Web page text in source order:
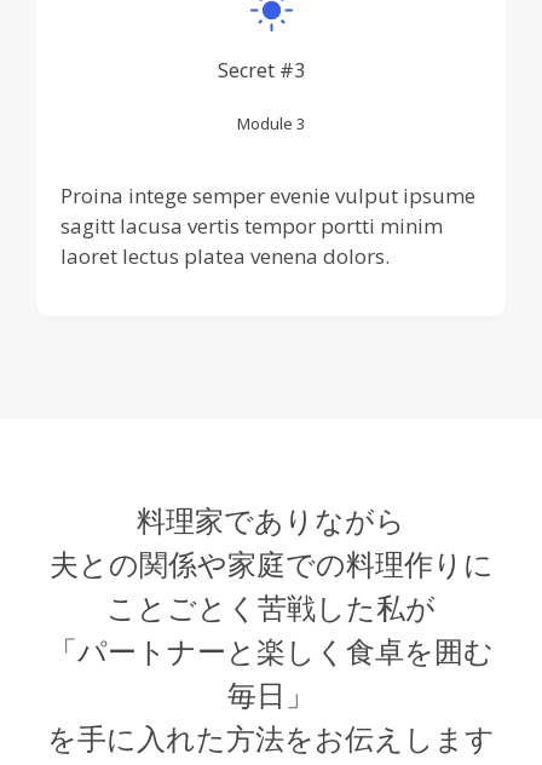
Secret #3
Module 3
Proina intege semper evenie vulput ipsume
sagitt lacusa vertis tempor portti minim
laoret lectus platea venena dolors.
料理家でありながら
夫との関係や家庭での料理作りに
ことごとく苦戦した私が
「パートナーと楽しく食卓を囲む
毎日」
を手に入れた方法をお伝えします